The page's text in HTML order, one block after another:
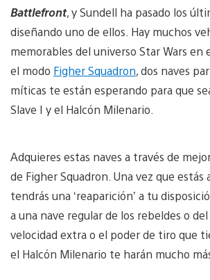
Battlefront, y Sundell ha pasado los
diseñando uno de ellos. Hay muchos
memorables del universo Star Wars en
el modo Figher Squadron, dos naves
míticas te están esperando para que
Slave I y el Halcón Milenario.
Adquieres estas naves a través de
de Figher Squadron. Una vez que estás
tendrás una ‘reaparición’ a tu
a una nave regular de los rebeldes o
velocidad extra o el poder de tiro que
el Halcón Milenario te harán mucho